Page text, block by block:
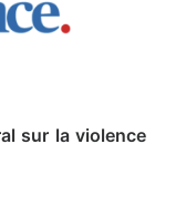
sur la violence